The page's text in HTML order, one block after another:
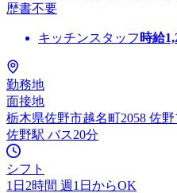
歴書不要
キッチンスタッフ 時給
勤務地
面接地
栃木県佐野市越名町2058 佐
佐野駅 バス20分
シフト
1日2時間 週1日からOK